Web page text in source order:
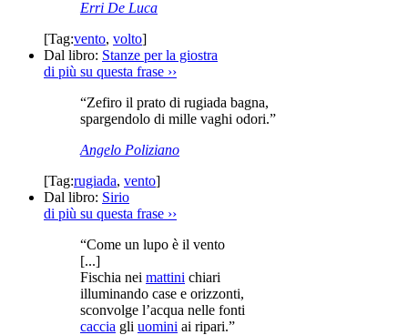
Erri De Luca
[Tag:vento, volto]
Dal libro: Stanze per la giostra
di più su questa frase ››
“Zefiro il prato di rugiada bagna,
spargendolo di mille vaghi odori.”
Angelo Poliziano
[Tag:rugiada, vento]
Dal libro: Sirio
di più su questa frase ››
“Come un lupo è il vento
[...]
Fischia nei mattini chiari
illuminando case e orizzonti,
sconvolge l’acqua nelle fonti
caccia gli uomini ai ripari.”